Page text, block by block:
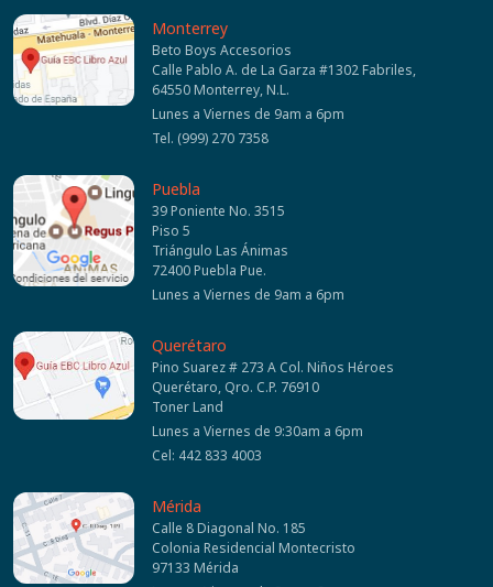
Monterrey
Beto Boys Accesorios
Calle Pablo A. de La Garza #1302 Fabriles,
64550 Monterrey, N.L.
Lunes a Viernes de 9am a 6pm
Tel. (999) 270 7358
Puebla
39 Poniente No. 3515
Piso 5
Triángulo Las Ánimas
72400 Puebla Pue.
Lunes a Viernes de 9am a 6pm
Querétaro
Pino Suarez # 273 A Col. Niños Héroes
Querétaro, Qro. C.P. 76910
Toner Land
Lunes a Viernes de 9:30am a 6pm
Cel: 442 833 4003
Mérida
Calle 8 Diagonal No. 185
Colonia Residencial Montecristo
97133 Mérida